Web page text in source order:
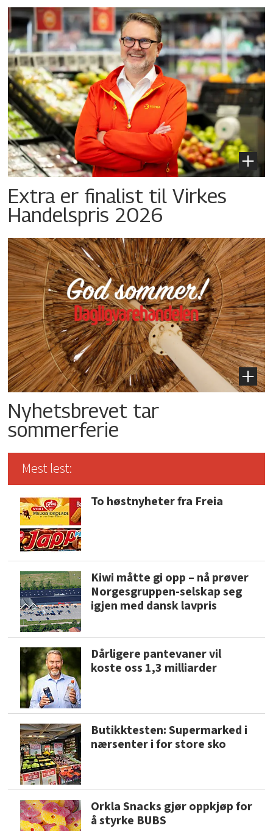
Extra er finalist til Virkes
Handelspris 2026
Nyhetsbrevet tar
sommerferie
Mest lest:
To høstnyheter fra Freia
Kiwi måtte gi opp – nå prøver
Norgesgruppen-selskap seg
igjen med dansk lavpris
Dårligere pantevaner vil
koste oss 1,3 milliarder
Butikktesten: Supermarked i
nærsenter i for store sko
Orkla Snacks gjør oppkjøp for
å styrke BUBS